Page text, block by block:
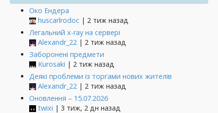
Око Ендера
huscarlrodoc | 2 тиж назад
Легальний x-ray на сервері
Alexandr_22 | 2 тиж назад
Заборонені предмети
Kurosaki | 2 тиж назад
Деякі проблеми із торгами нових жителів
Alexandr_22 | 2 тиж назад
Оновлення – 15.07.2026
twixi | 3 тиж, 2 дн назад